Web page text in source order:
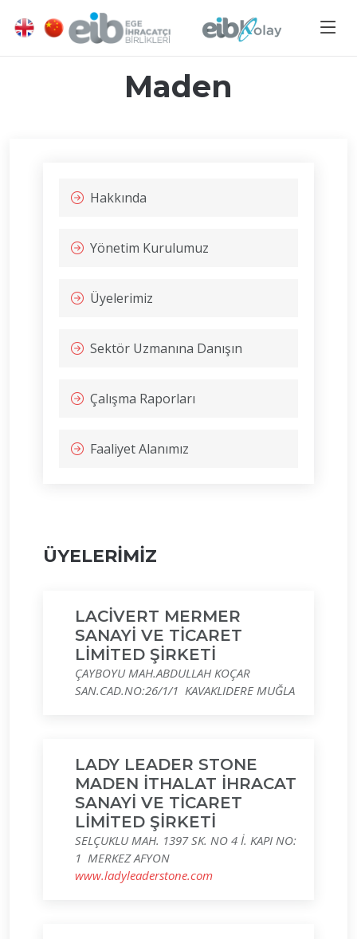
Maden
Hakkında
Yönetim Kurulumuz
Üyelerimiz
Sektör Uzmanına Danışın
Çalışma Raporları
Faaliyet Alanımız
ÜYELERİMİZ
LACİVERT MERMER
SANAYİ VE TİCARET
LİMİTED ŞİRKETİ
ÇAYBOYU MAH.ABDULLAH KOÇAR
SAN.CAD.NO:26/1/1 KAVAKLIDERE MUĞLA
LADY LEADER STONE
MADEN İTHALAT İHRACAT
SANAYİ VE TİCARET
LİMİTED ŞİRKETİ
SELÇUKLU MAH. 1397 SK. NO 4 İ. KAPI NO:
1 MERKEZ AFYON
www.ladyleaderstone.com